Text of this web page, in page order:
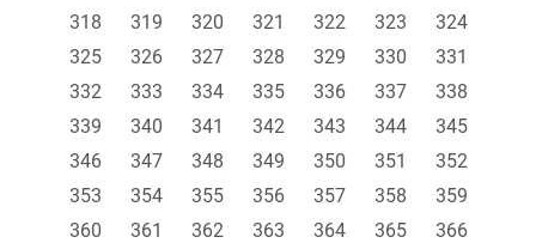
318
319 320 321 322 323
324
325
326 327 328 329 330
331
332
333 334 335 336 337
338
339
340 341 342 343 344
345
346
347 348 349 350 351
352
353
354 355 356 357 358
359
360
361 362 363 364 365
366